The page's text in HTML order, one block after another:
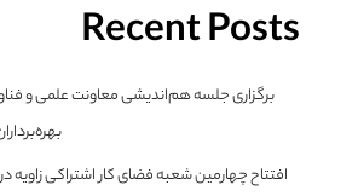
Recent Posts
برگزاری جلسه هم‌اندیشی معاونت علمی و
افتتاح چهارمین شعبه فضای کار اشتراکی